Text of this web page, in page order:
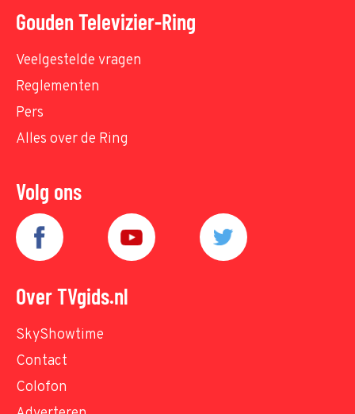
Gouden Televizier-Ring
Veelgestelde vragen
Reglementen
Pers
Alles over de Ring
Volg ons
Over TVgids.nl
SkyShowtime
Contact
Colofon